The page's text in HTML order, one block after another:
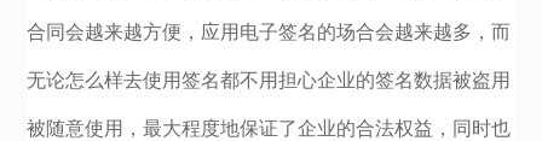
合同会越来越方便，应用电子签名的场合会越来越多，而
无论怎么样去使用签名都不用担心企业的签名数据被盗用
被随意使用，最大程度地保证了企业的合法权益，同时也